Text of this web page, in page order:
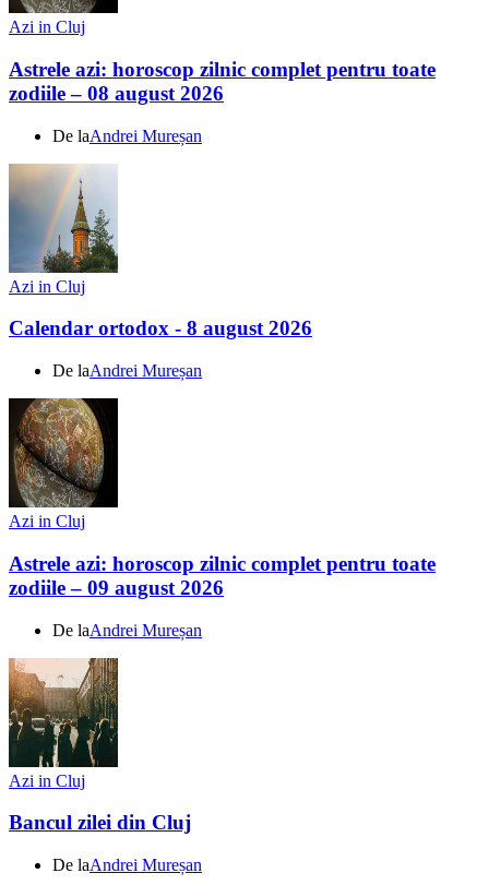
Azi in Cluj
Astrele azi: horoscop zilnic complet pentru toate
zodiile – 08 august 2026
De laAndrei Mureșan
Azi in Cluj
Calendar ortodox - 8 august 2026
De laAndrei Mureșan
Azi in Cluj
Astrele azi: horoscop zilnic complet pentru toate
zodiile – 09 august 2026
De laAndrei Mureșan
Azi in Cluj
Bancul zilei din Cluj
De laAndrei Mureșan